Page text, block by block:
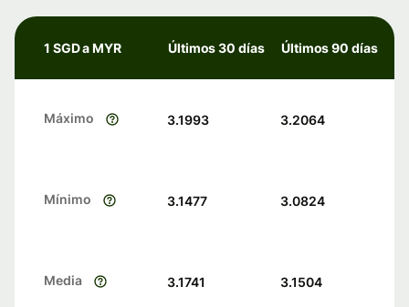
1 SGD a MYR Últimos 30 días Últimos 90 días
Máximo 3.1993 3.2064
Mínimo 3.1477 3.0824
Media 3.1741 3.1504